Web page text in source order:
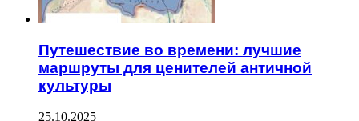
Путешествие во времени: лучшие
маршруты для ценителей античной
культуры
25.10.2025